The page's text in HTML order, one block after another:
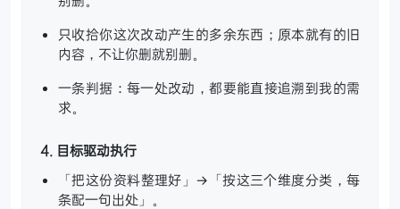
只收拾你这次改动产生的多余东西；原本就有的旧
内容，不让你删就别删。
一条判据：每一处改动，都要能直接追溯到我的需
求。
4. 目标驱动执行
「把这份资料整理好」→「按这三个维度分类，每
条配一句出处」。